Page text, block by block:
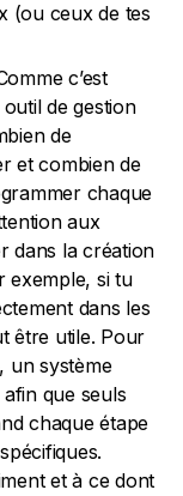
(ou ceux de tes
c’est
outil de gestion
de
et combien de
chaque
aux
dans la création
exemple, si tu
dans les
être utile. Pour
un système
que seuls
chaque étape
et à ce dont